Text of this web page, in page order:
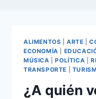
ALIMENTOS |ARTE |
ECONOMÍA
MÚSICA |POLÍTICA
TRANSPORTE
¿A quién